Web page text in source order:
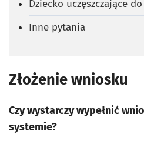
Dziecko uczęszczające do
Inne pytania
Złożenie wniosku
Czy wystarczy wypełnić
systemie?